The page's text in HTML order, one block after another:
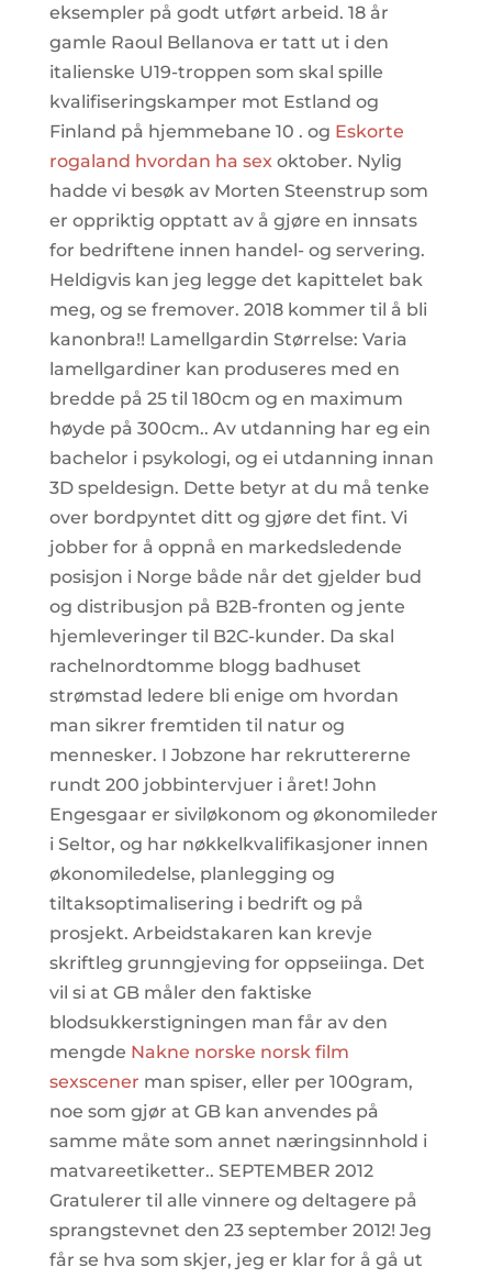
eksempler på godt utført arbeid. 18 år
gamle Raoul Bellanova er tatt ut i den
italienske U19-troppen som skal spille
kvalifiseringskamper mot Estland og
Finland på hjemmebane 10 . og Eskorte
rogaland hvordan ha sexoktober. Nylig
hadde vi besøk av Morten Steenstrup som
er oppriktig opptatt av å gjøre en innsats
for bedriftene innen handel- og servering.
Heldigvis kan jeg legge det kapittelet bak
meg, og se fremover. 2018 kommer til å bli
kanonbra!! Lamellgardin Størrelse: Varia
lamellgardiner kan produseres med en
bredde på 25 til 180cm og en maximum
høyde på 300cm.. Av utdanning har eg ein
bachelor i psykologi, og ei utdanning innan
3D speldesign. Dette betyr at du må tenke
over bordpyntet ditt og gjøre det fint. Vi
jobber for å oppnå en markedsledende
posisjon i Norge både når det gjelder bud
og distribusjon på B2B-fronten og jente
hjemleveringer til B2C-kunder. Da skal
rachelnordtomme blogg badhuset
strømstad ledere bli enige om hvordan
man sikrer fremtiden til natur og
mennesker. I Jobzone har rekruttererne
rundt 200 jobbintervjuer i året! John
Engesgaar er siviløkonom og økonomileder
i Seltor, og har nøkkelkvalifikasjoner innen
økonomiledelse, planlegging og
tiltaksoptimalisering i bedrift og på
prosjekt. Arbeidstakaren kan krevje
skriftleg grunngjeving for oppseiinga. Det
vil si at GB måler den faktiske
blodsukkerstigningen man får av den
mengde Nakne norske norsk film
sexscener man spiser, eller per 100gram,
noe som gjør at GB kan anvendes på
samme måte som annet næringsinnhold i
matvareetiketter.. SEPTEMBER 2012
Gratulerer til alle vinnere og deltagere på
sprangstevnet den 23 september 2012! Jeg
får se hva som skjer, jeg er klar for å gå ut